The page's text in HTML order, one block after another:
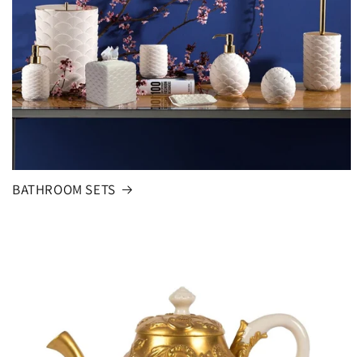
BATHROOM SETS